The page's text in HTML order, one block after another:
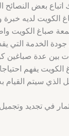
بعض النصائح
الكويت لديه
صباغ الكويت
الخدمة التي
بين عدة صباغين
يفهم
سيتم القيام به
في تجديد